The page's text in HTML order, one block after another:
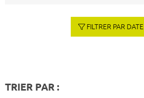
FILTRER PAR DATE
TRIER PAR :